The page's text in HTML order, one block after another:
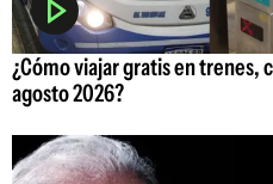
¿Cómo viajar gratis en trenes,
agosto 2026?